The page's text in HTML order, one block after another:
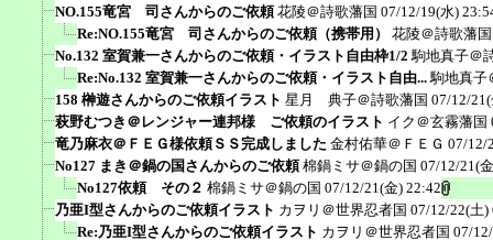
NO.155竜宮 司さんからのご依頼 花陵＠詩歌藩国 07/12/19(水)
Re:NO.155竜宮 司さんからのご依頼（携帯用）
花陵＠詩歌藩国
No.132 室賀兼一さんからのご依頼・イラスト自由枠1/2 駒地真子＠
Re:No.132 室賀兼一さんからのご依頼・イラスト自由... 駒地真子
158 榊遊さんからのご依頼イラスト 星月 典子＠詩歌藩国 07/12/
萩野むつき＠レンジャー連邦様 ご依頼のイラスト イク＠玄霧藩国
竜乃麻衣＠ＦＥＧ様依頼ＳＳ完成しました 金村佑華＠ＦＥＧ 07/12/
No127 まき＠鍋の国さんからのご依頼 棉鍋ミサ＠鍋の国 07/12/21(
No127依頼 その２ 棉鍋ミサ＠鍋の国 07/12/21(金) 22:42
乃亜I型さんからのご依頼イラスト カヲリ＠世界忍者国 07/12/22(土)
Re:乃亜I型さんからのご依頼イラスト カヲリ＠世界忍者国 07/